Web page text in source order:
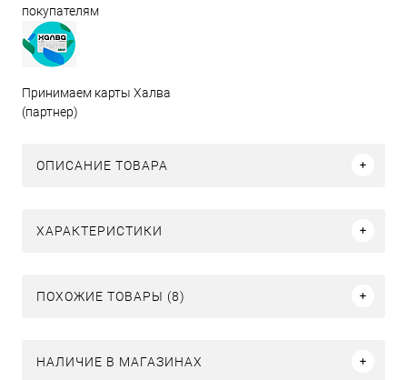
покупателям
Принимаем карты Халва
(партнер)
ОПИСАНИЕ ТОВАРА
ХАРАКТЕРИСТИКИ
ПОХОЖИЕ ТОВАРЫ (8)
НАЛИЧИЕ В МАГАЗИНАХ